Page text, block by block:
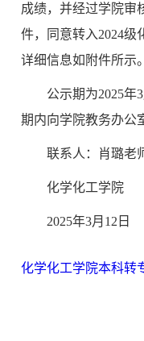
成绩，并经过学院审
件，同意转入2024级
详细信息如附件所示。
公示期为2025年
期内向学院教务办公
联系人：肖璐老
化学化工学院
2025年3月12日
化学化工学院本科转